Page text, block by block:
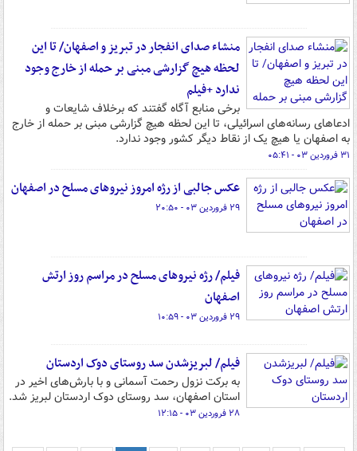
منشاء صدای انفجار در تبریز و اصفهان/ تا این
لحظه هیچ گزارشی مبنی بر حمله از خارج وجود
ندارد +فیلم
برخی منابع آگاه گفتند که برخلاف شایعات و
ادعاهای رسانه‌های اسرائیلی، تا این لحظه هیچ گزارشی مبنی بر حمله از خارج
به اصفهان یا هیچ یک از نقاط دیگر کشور وجود ندارد.
۳۱ فروردین ۰۳ - ۰۵:۴۱
عکس جالبی از رژه امروز نیروهای مسلح در اصفهان
۲۹ فروردین ۰۳ - ۲۰:۵۰
فیلم/ رژه نیروهای مسلح در مراسم روز ارتش
اصفهان
۲۹ فروردین ۰۳ - ۱۰:۵۹
فیلم/ لبریزشدن سد روستای دوک اردستان
به برکت نزول رحمت آسمانی و با بارش‌های اخیر در
استان اصفهان، سد روستای دوک اردستان لبریز شد.
۲۸ فروردین ۰۳ - ۱۲:۱۵